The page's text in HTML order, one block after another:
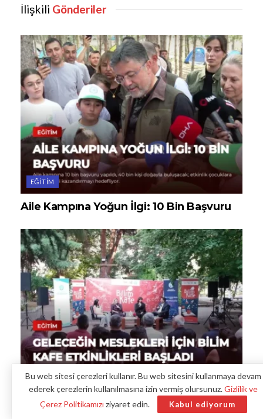
İlişkili Gönderiler
EĞITIM
Aile Kampına Yoğun İlgi: 10 Bin Başvuru
EĞITIM
Geleceğin Meslekleri İçin Bilim Kafe
Bu web sitesi çerezleri kullanır. Bu web sitesini kullanmaya devam
ederek çerezlerin kullanılmasına izin vermiş olursunuz.Gizlilik ve
Çerez Politikamızı ziyaret edin. Kabul ediyorum